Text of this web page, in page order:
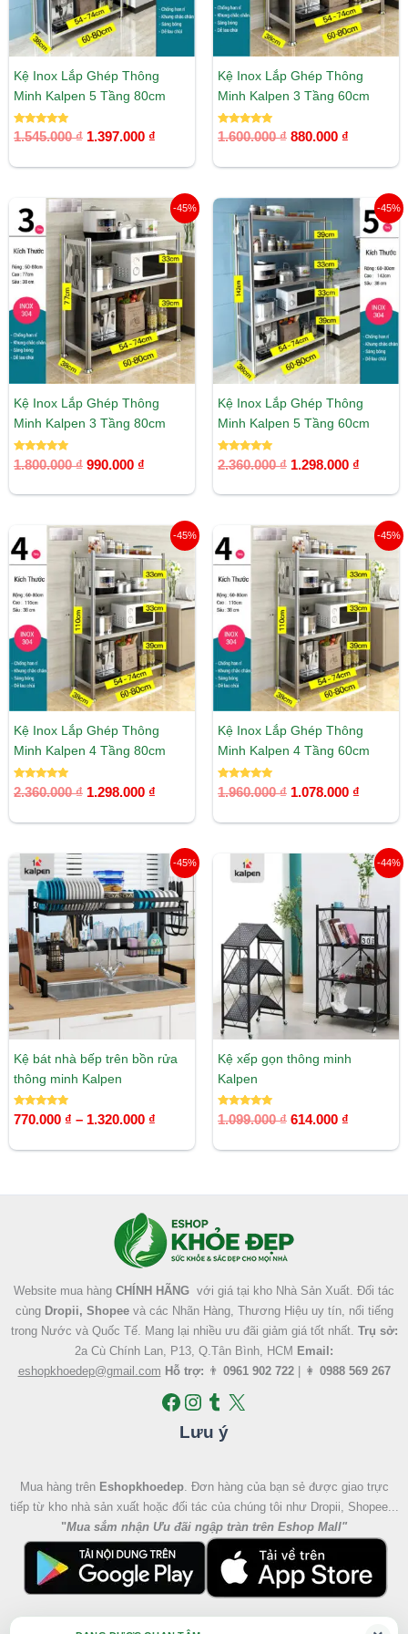
Kệ Inox Lắp Ghép Thông
Minh Kalpen 5 Tầng 80cm
Được xếp
hạng
1.545.000₫ 1.397.000 ₫
Kệ Inox Lắp Ghép Thông
Minh Kalpen 3 Tầng 60cm
Được xếp
hạng
1.600.000₫ 880.000 ₫
-45%
Kệ Inox Lắp Ghép Thông
Minh Kalpen 3 Tầng 80cm
Được xếp
hạng
1.800.000₫
Giá
gốc
là:
1.800.000 ₫.
990.000 ₫
hiện
tại
là:
990.000 ₫.
-45%
Kệ Inox Lắp Ghép Thông
Minh Kalpen 5 Tầng 60cm
Được xếp
hạng
2.360.000₫
gốc
là:
2.360.000 ₫.
1.298.000 ₫
Giá
hiện
tại
là:
-45%
Kệ Inox Lắp Ghép Thông
Minh Kalpen 4 Tầng 80cm
Được xếp
hạng
2.360.000₫
Giá
gốc
là:
2.360.000 ₫.
1.298.000 ₫
Giá
hiện
tại
là:
1.298.000 ₫.
-45%
Kệ Inox Lắp Ghép Thông
Minh Kalpen 4 Tầng 60cm
Được xếp
hạng
1.960.000₫
Giá
gốc
là:
1.960.000 ₫.
1.078.000 ₫
Giá
hiện
tại
là:
-45%
Kệ bát nhà bếp trên bồn rửa
thông minh Kalpen
Được xếp
hạng
770.000 ₫ – 1.320.000 ₫
Khoảng
giá:
từ
770.000 ₫
đến
1.320.000 ₫
-44%
Kệ xếp gọn thông minh
Kalpen
Được xếp
hạng
1.099.000₫
gốc
là:
1.099.000 ₫.
614.000 ₫
Giá
hiện
tại
là:
614.000
Website mua hàng CHÍNH HÃNG với giá tại kho Nhà Sản Xuất. Đối tác
cùng Dropii, Shopeevà các Nhãn Hàng, Thương Hiệu uy tín, nổi tiếng
trong Nước và Quốc Tế. Mang lại nhiều ưu đãi giảm giá tốt nhất. Trụ sở:
2a Cù Chính Lan, P13, Q.Tân Bình, HCM Email:
eshopkhoedep@gmail.com Hỗ trợ: 👨 0961 902 722| 👩 0988 569 267
Lưu ý
Mua hàng trên Eshopkhoedep. Đơn hàng của bạn sẻ được giao trực
tiếp từ kho nhà sản xuất hoặc đối tác của chúng tôi như Dropii, Shopee...
"Mua sắm nhận Ưu đãi ngập tràn trên Eshop Mall"